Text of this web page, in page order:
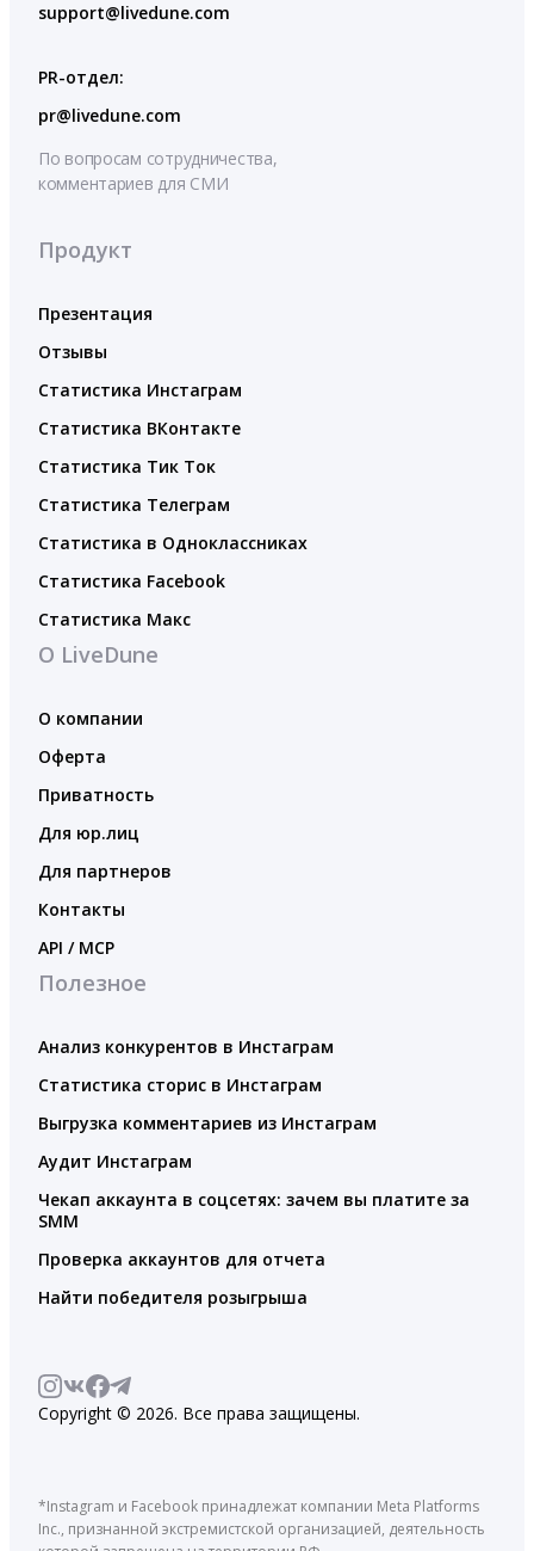
support@livedune.com
PR-отдел:
pr@livedune.com
По вопросам сотрудничества,
комментариев для СМИ
Продукт
Презентация
Отзывы
Статистика Инстаграм
Статистика ВКонтакте
Статистика Тик Ток
Статистика Телеграм
Статистика в Одноклассниках
Статистика Facebook
Статистика Макс
О LiveDune
О компании
Оферта
Приватность
Для юр.лиц
Для партнеров
Контакты
API / MCP
Полезное
Анализ конкурентов в Инстаграм
Статистика сторис в Инстаграм
Выгрузка комментариев из Инстаграм
Аудит Инстаграм
Чекап аккаунта в соцсетях: зачем вы платите за
SMM
Проверка аккаунтов для отчета
Найти победителя розыгрыша
Copyright © 2026. Все права защищены.
*Instagram и Facebook принадлежат компании Meta Platforms
Inc., признанной экстремистской организацией, деятельность